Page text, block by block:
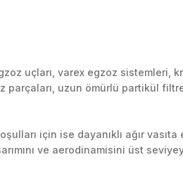
uçları, varex egzoz
uzun ömürlü partikül
için ise dayanıklı ağır
ve aerodinamisini üst